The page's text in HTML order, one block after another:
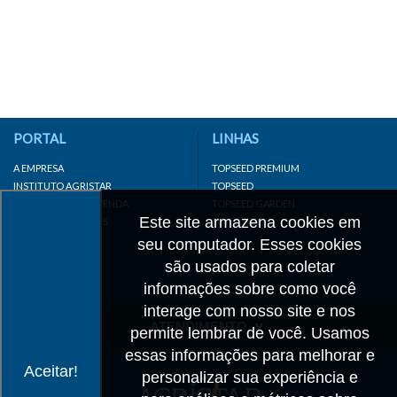
Aceitar!
Este site armazena cookies em
seu computador. Esses cookies
são usados para coletar
informações sobre como você
interage com nosso site e nos
permite lembrar de você. Usamos
essas informações para melhorar e
personalizar sua experiência e
PORTAL
A EMPRESA
INSTITUTO AGRISTAR
DISTRIBUIDOR/REVENDA
LINKS IMPORTANTES
LINHAS
TOPSEED PREMIUM
TOPSEED
TOPSEED GARDEN
SUPERSEED
ATENDIMENTO